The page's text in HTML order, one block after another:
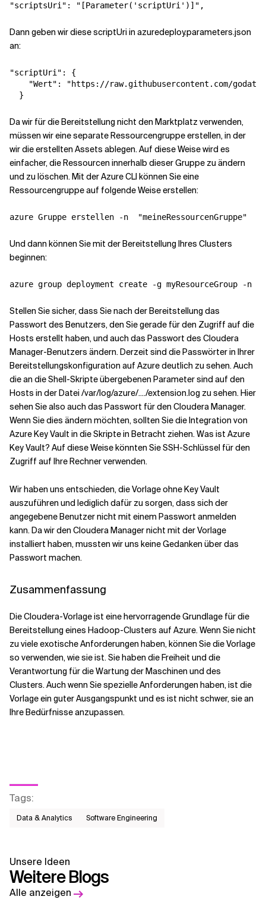
"scriptsUri" : "[Parameter('scriptUri')]" ,
Dann geben wir diese scriptUri in azuredeploy.parameters.json
an:
"scriptUri" :
{
"Wert" :
"https://raw.githubusercontent.com/
}
Da wir für die Bereitstellung nicht den Marktplatz verwenden,
müssen wir eine separate Ressourcengruppe erstellen, in der
wir die erstellten Assets ablegen. Auf diese Weise wird es
einfacher, die Ressourcen innerhalb dieser Gruppe zu ändern
und zu löschen. Mit der Azure CLI können Sie eine
Ressourcengruppe auf folgende Weise erstellen:
azure Gruppe erstellen -n "meineRessourcenGruppe"
Und dann können Sie mit der Bereitstellung Ihres Clusters
beginnen:
azure group deployment create -g myResourceGroup -n
Stellen Sie sicher, dass Sie nach der Bereitstellung das
Passwort des Benutzers, den Sie gerade für den Zugriff auf die
Hosts erstellt haben, und auch das Passwort des Cloudera
Manager-Benutzers ändern. Derzeit sind die Passwörter in Ihrer
Bereitstellungskonfiguration auf Azure deutlich zu sehen. Auch
die an die Shell-Skripte übergebenen Parameter sind auf den
Hosts in der Datei /var/log/azure/..../extension.log zu sehen. Hier
sehen Sie also auch das Passwort für den Cloudera Manager.
Wenn Sie dies ändern möchten, sollten Sie die Integration von
Azure Key Vault in die Skripte in Betracht ziehen. Was ist Azure
Key Vault? Auf diese Weise könnten Sie SSH-Schlüssel für den
Zugriff auf Ihre Rechner verwenden.
Wir haben uns entschieden, die Vorlage ohne Key Vault
auszuführen und lediglich dafür zu sorgen, dass sich der
angegebene Benutzer nicht mit einem Passwort anmelden
kann. Da wir den Cloudera Manager nicht mit der Vorlage
installiert haben, mussten wir uns keine Gedanken über das
Passwort machen.
Zusammenfassung
Die Cloudera-Vorlage ist eine hervorragende Grundlage für die
Bereitstellung eines Hadoop-Clusters auf Azure. Wenn Sie nicht
zu viele exotische Anforderungen haben, können Sie die Vorlage
so verwenden, wie sie ist. Sie haben die Freiheit und die
Verantwortung für die Wartung der Maschinen und des
Clusters. Auch wenn Sie spezielle Anforderungen haben, ist die
Vorlage ein guter Ausgangspunkt und es ist nicht schwer, sie an
Ihre Bedürfnisse anzupassen.
Tags:
Data & Analytics Software Engineering
Unsere Ideen
Weitere Blogs
Alle anzeigen